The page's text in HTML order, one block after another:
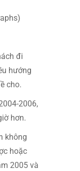
đi
hướng
cho.
2006,
hơn.
không
hoặc
2005 và